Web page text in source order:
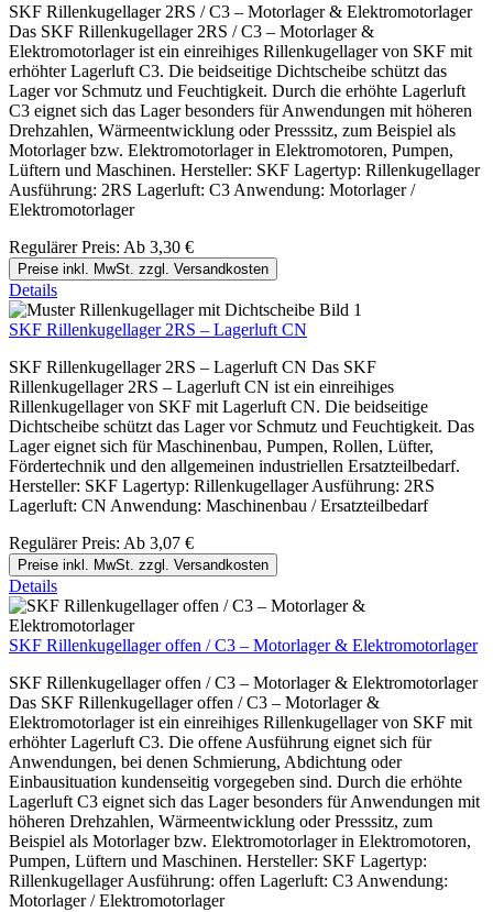
SKF Rillenkugellager 2RS / C3 – Motorlager & Elektromotorlager
Das SKF Rillenkugellager 2RS / C3 – Motorlager &
Elektromotorlager ist ein einreihiges Rillenkugellager von SKF mit
erhöhter Lagerluft C3. Die beidseitige Dichtscheibe schützt das
Lager vor Schmutz und Feuchtigkeit. Durch die erhöhte Lagerluft
C3 eignet sich das Lager besonders für Anwendungen mit höheren
Drehzahlen, Wärmeentwicklung oder Presssitz, zum Beispiel als
Motorlager bzw. Elektromotorlager in Elektromotoren, Pumpen,
Lüftern und Maschinen. Hersteller: SKF Lagertyp: Rillenkugellager
Ausführung: 2RS Lagerluft: C3 Anwendung: Motorlager /
Elektromotorlager
Regulärer Preis: Ab 3,30 €
Preise inkl. MwSt. zzgl. Versandkosten
Details
SKF Rillenkugellager 2RS – Lagerluft CN
SKF Rillenkugellager 2RS – Lagerluft CN Das SKF
Rillenkugellager 2RS – Lagerluft CN ist ein einreihiges
Rillenkugellager von SKF mit Lagerluft CN. Die beidseitige
Dichtscheibe schützt das Lager vor Schmutz und Feuchtigkeit. Das
Lager eignet sich für Maschinenbau, Pumpen, Rollen, Lüfter,
Fördertechnik und den allgemeinen industriellen Ersatzteilbedarf.
Hersteller: SKF Lagertyp: Rillenkugellager Ausführung: 2RS
Lagerluft: CN Anwendung: Maschinenbau / Ersatzteilbedarf
Regulärer Preis: Ab 3,07 €
Preise inkl. MwSt. zzgl. Versandkosten
Details
SKF Rillenkugellager offen / C3 – Motorlager & Elektromotorlager
SKF Rillenkugellager offen / C3 – Motorlager & Elektromotorlager
Das SKF Rillenkugellager offen / C3 – Motorlager &
Elektromotorlager ist ein einreihiges Rillenkugellager von SKF mit
erhöhter Lagerluft C3. Die offene Ausführung eignet sich für
Anwendungen, bei denen Schmierung, Abdichtung oder
Einbausituation kundenseitig vorgegeben sind. Durch die erhöhte
Lagerluft C3 eignet sich das Lager besonders für Anwendungen mit
höheren Drehzahlen, Wärmeentwicklung oder Presssitz, zum
Beispiel als Motorlager bzw. Elektromotorlager in Elektromotoren,
Pumpen, Lüftern und Maschinen. Hersteller: SKF Lagertyp:
Rillenkugellager Ausführung: offen Lagerluft: C3 Anwendung:
Motorlager / Elektromotorlager